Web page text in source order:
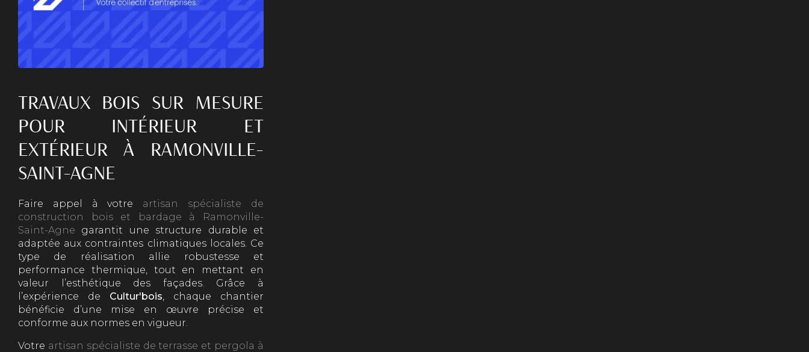
TRAVAUX BOIS SUR MESURE
POUR INTÉRIEUR ET
EXTÉRIEUR À RAMONVILLE-
SAINT-AGNE
Faire appel à votre artisan spécialiste de
construction bois et bardage à Ramonville-
Saint-Agne garantit une structure durable et
adaptée aux contraintes climatiques locales. Ce
type de réalisation allie robustesse et
performance thermique, tout en mettant en
valeur l’esthétique des façades. Grâce à
l’expérience de Cultur'bois , chaque chantier
bénéficie d’une mise en œuvre précise et
conforme aux normes en vigueur.
Votre artisan spécialiste de terrasse et pergola à